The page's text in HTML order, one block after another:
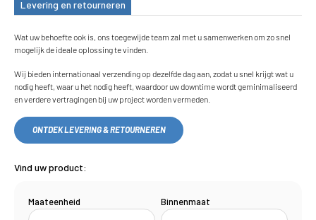
Levering en retourneren
Wat uw behoefte ook is, ons toegewijde team zal met u samenwerken om zo snel
mogelijk de ideale oplossing te vinden.
Wij bieden internationaal verzending op dezelfde dag aan, zodat u snel krijgt wat u
nodig heeft, waar u het nodig heeft, waardoor uw downtime wordt geminimaliseerd
en verdere vertragingen bij uw project worden vermeden.
ONTDEK LEVERING & RETOURNEREN
Vind uw product:
Maateenheid Binnenmaat